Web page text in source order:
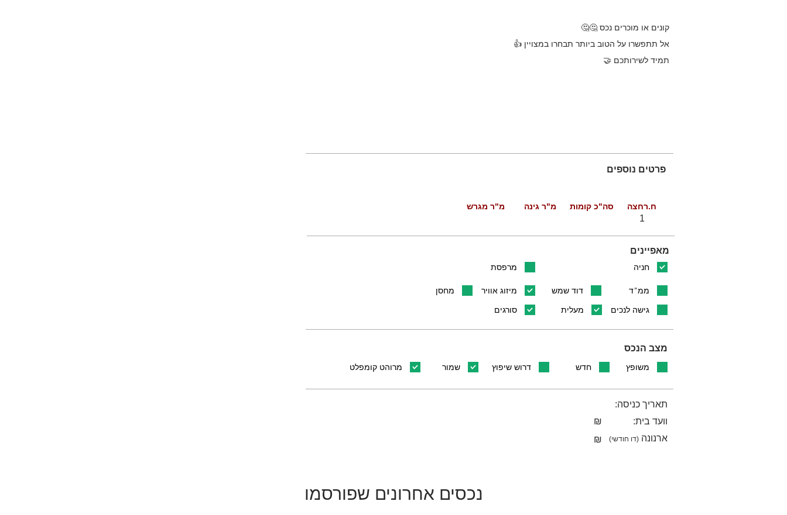
קונים או מוכרים נכס 🤔🤔
אל תתפשרו על הטוב ביותר תבחרו במצויין 👍
תמיד לשירותכם 🤝
פרטים נוספים
מ"ר מגרש מ"ר גינה סה"כ קומות ח.רחצה
1
מאפיינים
מרפסת חניה
מחסן מיזוג אוויר דוד שמש
ממ"ד
סורגים
מעלית גישה לנכים
מצב הנכס
מרוהט קומפלט שמור דרוש שיפוץ חדש משופץ
תאריך כניסה:
₪
וועד בית:
₪
ארנונה (דו חודשי)
נכסים אחרונים שפורסמו